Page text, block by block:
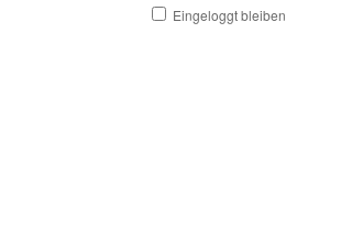
Eingeloggt bleiben